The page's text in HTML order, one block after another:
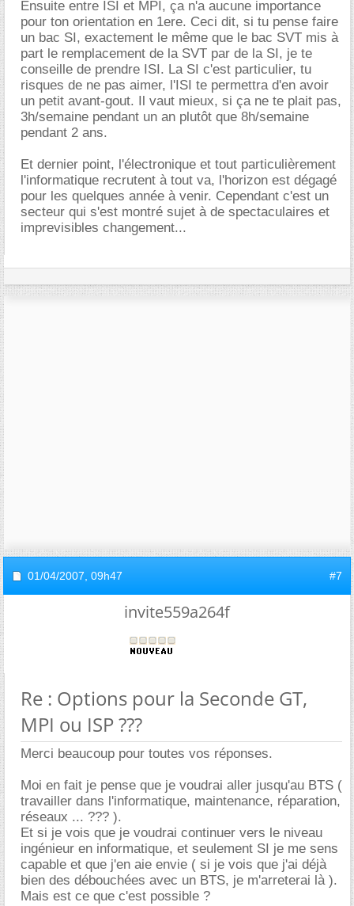
Ensuite entre ISI et MPI, ça n'a aucune importance
pour ton orientation en 1ere. Ceci dit, si tu pense faire
un bac SI, exactement le même que le bac SVT mis à
part le remplacement de la SVT par de la SI, je te
conseille de prendre ISI. La SI c'est particulier, tu
risques de ne pas aimer, l'ISI te permettra d'en avoir
un petit avant-gout. Il vaut mieux, si ça ne te plait pas,
3h/semaine pendant un an plutôt que 8h/semaine
pendant 2 ans.
Et dernier point, l'électronique et tout particulièrement
l'informatique recrutent à tout va, l'horizon est dégagé
pour les quelques année à venir. Cependant c'est un
secteur qui s'est montré sujet à de spectaculaires et
imprevisibles changement...
01/04/2007, 09h47 #7
invite559a264f
Re : Options pour la Seconde GT,
MPI ou ISP ???
Merci beaucoup pour toutes vos réponses.
Moi en fait je pense que je voudrai aller jusqu'au BTS (
travailler dans l'informatique, maintenance, réparation,
réseaux ... ??? ).
Et si je vois que je voudrai continuer vers le niveau
ingénieur en informatique, et seulement SI je me sens
capable et que j'en aie envie ( si je vois que j'ai déjà
bien des débouchées avec un BTS, je m'arreterai là ).
Mais est ce que c'est possible ?